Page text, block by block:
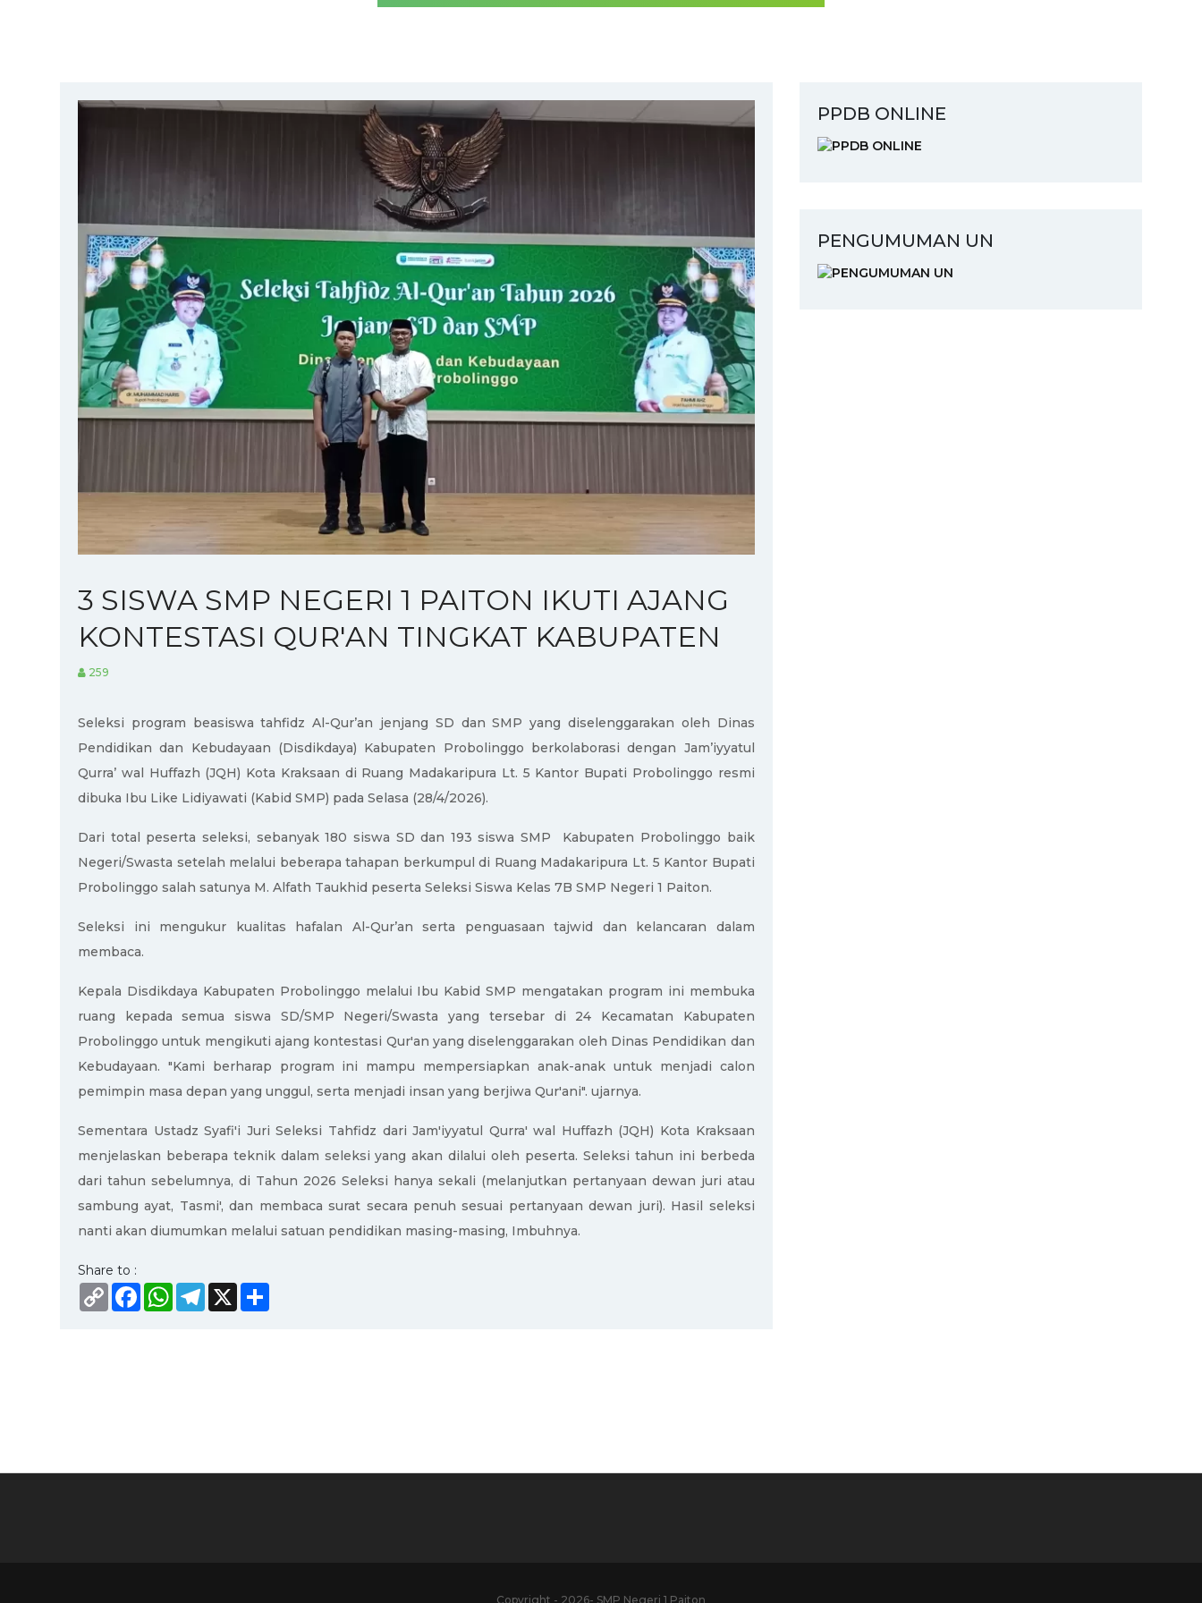
3 SISWA SMP NEGERI 1 PAITON IKUTI AJANG
KONTESTASI QUR'AN TINGKAT KABUPATEN
259
Seleksi program beasiswa tahfidz Al-Qur’an jenjang SD dan SMP yang diselenggarakan oleh Dinas
Pendidikan dan Kebudayaan (Disdikdaya) Kabupaten Probolinggo berkolaborasi dengan Jam’iyyatul
Qurra’ wal Huffazh (JQH) Kota Kraksaan di Ruang Madakaripura Lt. 5 Kantor Bupati Probolinggo resmi
dibuka Ibu Like Lidiyawati (Kabid SMP) pada Selasa (28/4/2026).
Dari total peserta seleksi, sebanyak 180 siswa SD dan 193 siswa SMP Kabupaten Probolinggo baik
Negeri/Swasta setelah melalui beberapa tahapan berkumpul di Ruang Madakaripura Lt. 5 Kantor Bupati
Probolinggo salah satunya M. Alfath Taukhid peserta Seleksi Siswa Kelas 7B SMP Negeri 1 Paiton.
Seleksi ini mengukur kualitas hafalan Al-Qur’an serta penguasaan tajwid dan kelancaran dalam
membaca.
Kepala Disdikdaya Kabupaten Probolinggo melalui Ibu Kabid SMP mengatakan program ini membuka
ruang kepada semua siswa SD/SMP Negeri/Swasta yang tersebar di 24 Kecamatan Kabupaten
Probolinggo untuk mengikuti ajang kontestasi Qur'an yang diselenggarakan oleh Dinas Pendidikan dan
Kebudayaan. "Kami berharap program ini mampu mempersiapkan anak-anak untuk menjadi calon
pemimpin masa depan yang unggul, serta menjadi insan yang berjiwa Qur'ani". ujarnya.
Sementara Ustadz Syafi'i Juri Seleksi Tahfidz dari Jam'iyyatul Qurra' wal Huffazh (JQH) Kota Kraksaan
menjelaskan beberapa teknik dalam seleksi yang akan dilalui oleh peserta. Seleksi tahun ini berbeda
dari tahun sebelumnya, di Tahun 2026 Seleksi hanya sekali (melanjutkan pertanyaan dewan juri atau
sambung ayat, Tasmi', dan membaca surat secara penuh sesuai pertanyaan dewan juri). Hasil seleksi
nanti akan diumumkan melalui satuan pendidikan masing-masing, Imbuhnya.
Share to :
Copy
Link
FacebookWhatsApp
Telegram
X
PPDB ONLINE
PENGUMUMAN UN
Copyright - 2026- SMP Negeri 1 Paiton